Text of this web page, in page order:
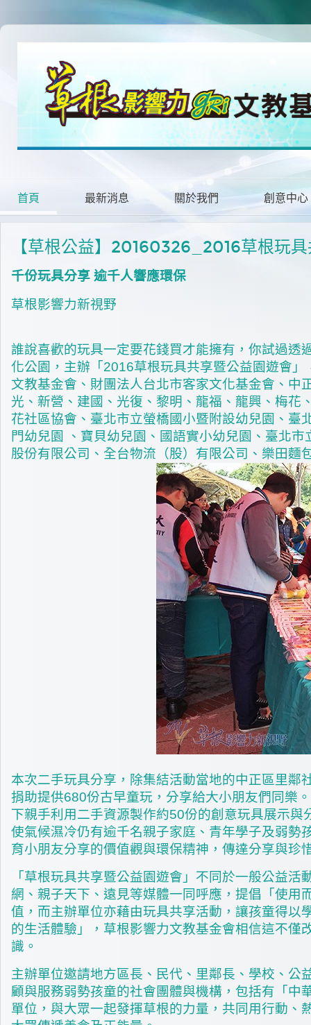
首頁 最新消息 關於我們 創意中心
【草根公益】20160326_2016草根玩
千份玩具分享 逾千人響應環保
草根影響力新視野
誰說喜歡的玩具一定要花錢買才能擁有，你試過透
化公園，主辦「2016草根玩具共享暨公益園遊會
文教基金會、財團法人台北市客家文化基金會、
光、新營、建國、光復、黎明、龍福、龍興、梅
花社區協會、臺北市立螢橋國小暨附設幼兒園、臺
門幼兒園 、寶貝幼兒園、國語實小幼兒園、臺北
股份有限公司、全台物流（股）有限公司、樂田
本次二手玩具分享，除集結活動當地的中正區里
捐助提供680份古早童玩，分享給大小朋友們同樂
下親手利用二手資源製作約50份的創意玩具展示
使氣候濕冷仍有逾千名親子家庭、青年學子及弱勢
育小朋友分享的價值觀與環保精神，傳達分享與珍
「草根玩具共享暨公益園遊會」不同於一般公益
網、親子天下、遠見等媒體一同呼應，提倡「使
值，而主辦單位亦藉由玩具共享活動，讓孩童得以
的生活體驗」，草根影響力文教基金會相信這不
識。
主辦單位邀請地方區長、民代、里鄰長、學校、
顧與服務弱勢孩童的社會團體與機構，包括有「
單位，與大眾一起發揮草根的力量，共同用行動